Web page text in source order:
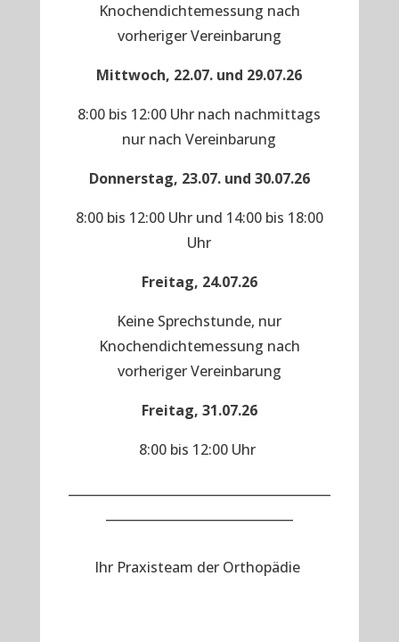
Knochendichtemessung nach
vorheriger Vereinbarung
Mittwoch, 22.07. und 29.07.26
8:00 bis 12:00 Uhr nach nachmittags
nur nach Vereinbarung
Donnerstag, 23.07. und 30.07.26
8:00 bis 12:00 Uhr und 14:00 bis 18:00
Uhr
Freitag, 24.07.26
Keine Sprechstunde, nur
Knochendichtemessung nach
vorheriger Vereinbarung
Freitag, 31.07.26
8:00 bis 12:00 Uhr
Ihr Praxisteam der Orthopädie